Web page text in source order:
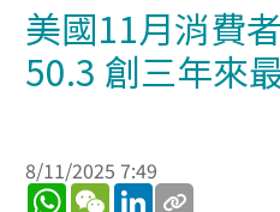
美國11月消費
50.3 創三年來
8/11/2025 7:49
WhatsApp
WeChatLinkedIn